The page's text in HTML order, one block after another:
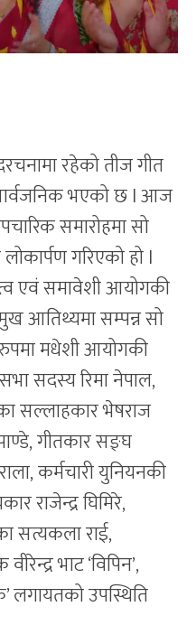
रहेको तीज गीत
भएको छ l आज
समारोहमा सो
गरिएको हो l
एवं समावेशी आयोगकी
आतिथ्यमा सम्पन्न सो
रुपमा मधेशी आयोगकी
सदस्य रिमा नेपाल,
सल्लाहकार भेषराज
गीतकार सङ्घ
कर्मचारी युनियनकी
राजेन्द्र घिमिरे,
सत्यकला राई,
भाट ‘विपिन’,
लगायतको उपस्थिति